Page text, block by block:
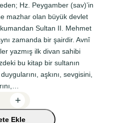
Hz. Peygamber (sav)’in
mazhar olan büyük devlet
Sultan II. Mehmet
zamanda bir şairdir. Avnî
yazmış ilk divan sahibi
bu kitap bir sultanın
aşkını, sevgisini,
+
Ekle